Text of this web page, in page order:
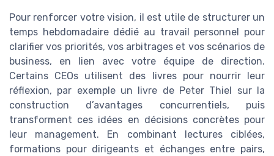
Pour renforcer votre vision, il est utile de structurer un
temps hebdomadaire dédié au travail personnel pour
clarifier vos priorités, vos arbitrages et vos scénarios de
business, en lien avec votre équipe de direction.
Certains CEOs utilisent des livres pour nourrir leur
réflexion, par exemple un livre de Peter Thiel sur la
construction d’avantages concurrentiels, puis
transforment ces idées en décisions concrètes pour
leur management. En combinant lectures ciblées,
formations pour dirigeants et échanges entre pairs,